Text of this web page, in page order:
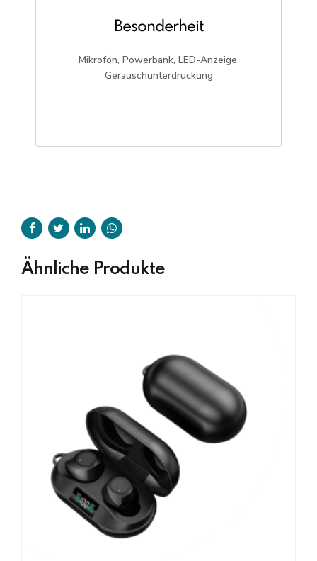
Besonderheit
Mikrofon, Powerbank, LED-Anzeige,
Geräuschunterdrückung
Ähnliche Produkte